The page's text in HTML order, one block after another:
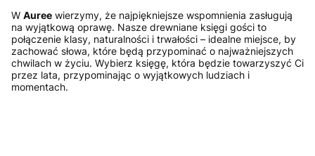
W Auree wierzymy, że najpiękniejsze wspomnienia zasługują
na wyjątkową oprawę. Nasze drewniane księgi gości to
połączenie klasy, naturalności i trwałości – idealne miejsce, by
zachować słowa, które będą przypominać o najważniejszych
chwilach w życiu. Wybierz księgę, która będzie towarzyszyć Ci
przez lata, przypominając o wyjątkowych ludziach i
momentach.